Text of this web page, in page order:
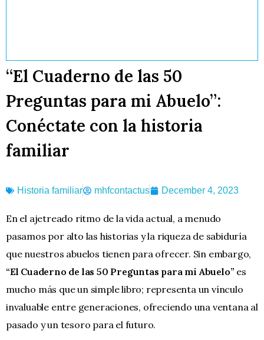
“El Cuaderno de las 50
Preguntas para mi Abuelo”:
Conéctate con la historia
familiar
Historia familiar mhfcontactus December 4, 2023
En el ajetreado ritmo de la vida actual, a menudo
pasamos por alto las historias y la riqueza de sabiduría
que nuestros abuelos tienen para ofrecer. Sin embargo,
“El Cuaderno de las 50 Preguntas para mi Abuelo” es
mucho más que un simple libro; representa un vínculo
invaluable entre generaciones, ofreciendo una ventana al
pasado y un tesoro para el futuro.